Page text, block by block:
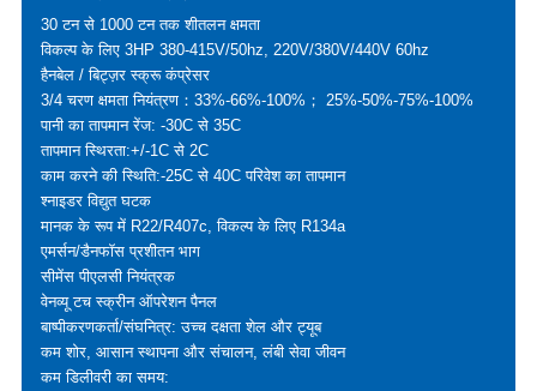
30 टन से 1000 टन तक शीतलन क्षमता
विकल्प के लिए 3HP 380-415V/50hz, 220V/380V/440V 60hz
हैनबेल / बिट्ज़र स्क्रू कंप्रेसर
3/4 चरण क्षमता नियंत्रण：33%-66%-100%； 25%-50%-75%-100%
पानी का तापमान रेंज: -30C से 35C
तापमान स्थिरता:+/-1C से 2C
काम करने की स्थिति:-25C से 40C परिवेश का तापमान
श्नाइडर विद्युत घटक
मानक के रूप में R22/R407c, विकल्प के लिए R134a
एमर्सन/डैनफॉस प्रशीतन भाग
सीमेंस पीएलसी नियंत्रक
वेनव्यू टच स्क्रीन ऑपरेशन पैनल
बाष्पीकरणकर्ता/संघनित्र: उच्च दक्षता शेल और ट्यूब
कम शोर, आसान स्थापना और संचालन, लंबी सेवा जीवन
कम डिलीवरी का समय: